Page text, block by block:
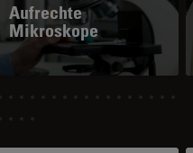
Aufrechte
Mikroskope